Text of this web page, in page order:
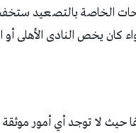
الخاصة بالتصعيد
كان يخص النادى الأهلى أو
حيث لا توجد أي أمور